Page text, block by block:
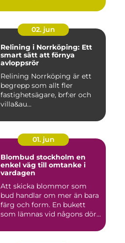
02. jun
Relining i Norrköping: Ett
smart sätt att förnya
avloppsrör
Relining Norrköping är ett
begrepp som allt fler
fastighetsägare, brf:er och
villa&au...
01. jun
Blombud stockholm en
enkel väg till omtanke i
vardagen
Att skicka blommor som
bud handlar om mer än bara
färg och form. En bukett
som lämnas vid någons dör...